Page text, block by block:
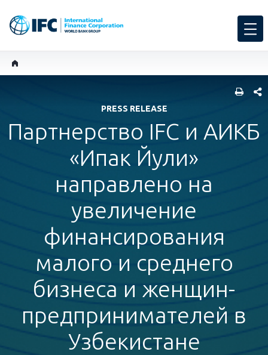
PRESS RELEASE
Партнерство IFC и АИКБ
«Ипак Йули»
направлено на
увеличение
финансирования
малого и среднего
бизнеса и женщин-
предпринимателей в
Узбекистане